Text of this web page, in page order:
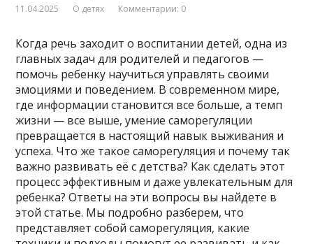
11.04.2025 О детях Комментарии: 0
Когда речь заходит о воспитании детей, одна из
главных задач для родителей и педагогов —
помочь ребенку научиться управлять своими
эмоциями и поведением. В современном мире,
где информации становится все больше, а темп
жизни — все выше, умение саморегуляции
превращается в настоящий навык выживания и
успеха. Что же такое саморегуляция и почему так
важно развивать её с детства? Как сделать этот
процесс эффективным и даже увлекательным для
ребенка? Ответы на эти вопросы вы найдете в
этой статье. Мы подробно разберем, что
представляет собой саморегуляция, какие